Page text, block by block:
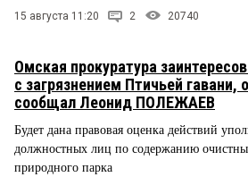
15 августа 11:20 2 20740
Омская прокуратура
с загрязнением Птичьей гавани,
сообщал Леонид ПОЛЕЖАЕВ
Будет дана правовая оценка действий
должностных лиц по содержанию
природного парка